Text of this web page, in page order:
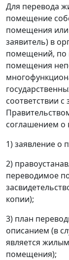
Для перевода
помещение
помещения
заявитель) в
помещений, по
помещения
соответствии
соглашением о
1) заявление о
2)
переводимое
копии);
3) план
описанием (в
является
помещения);